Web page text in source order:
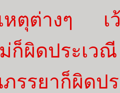
หตุต่างๆ เ
ม่ก็ผิดประเ
รรยาก็ผิดป